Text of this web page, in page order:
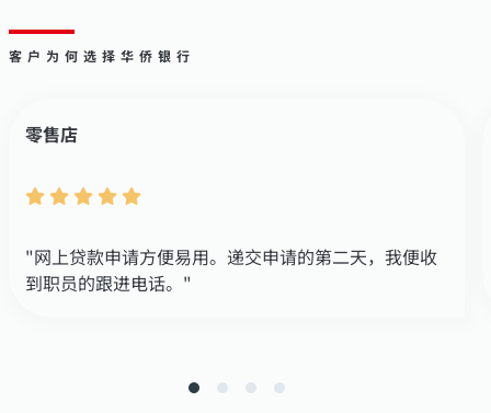
客户为何选择华侨银行
零售店
"网上贷款申请方便易用。递交申请的第二天，我便收
到职员的跟进电话。"